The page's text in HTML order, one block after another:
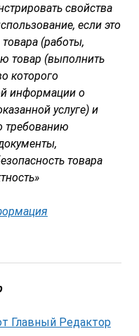
свойства
если это
(работы,
товар (выполнить
которого
информации о
услуге) и
требованию
товара
Главный Редактор